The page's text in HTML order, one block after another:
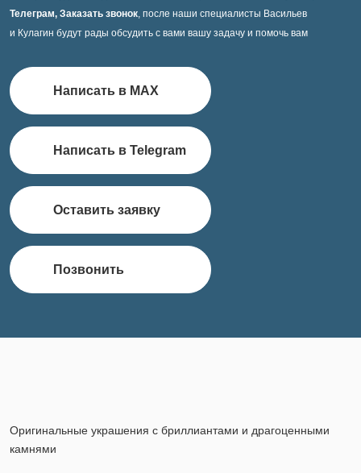
Телеграм, Заказать звонок, после наши специалисты Васильев
и Кулагин будут рады обсудить с вами вашу задачу и помочь вам
Написать в MAX
Написать в Telegram
Оставить заявку
Позвонить
Оригинальные украшения с бриллиантами и драгоценными
камнями